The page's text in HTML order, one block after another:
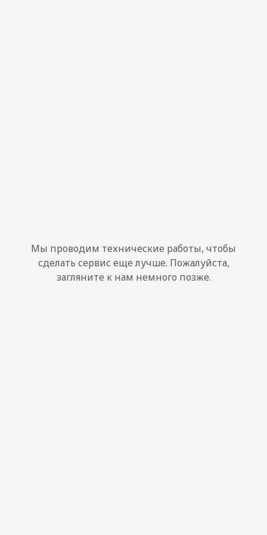
Мы проводим технические работы, чтобы
сделать сервис еще лучше. Пожалуйста,
загляните к нам немного позже.